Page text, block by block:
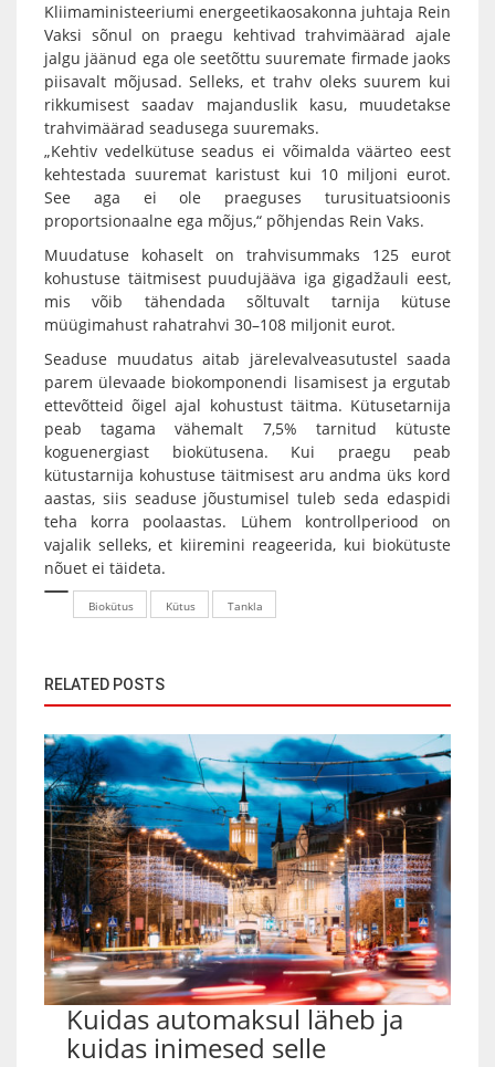
Kliimaministeeriumi energeetikaosakonna juhtaja Rein
Vaksi sõnul on praegu kehtivad trahvimäärad ajale
jalgu jäänud ega ole seetõttu suuremate firmade jaoks
piisavalt mõjusad. Selleks, et trahv oleks suurem kui
rikkumisest saadav majanduslik kasu, muudetakse
trahvimäärad seadusega suuremaks.
„Kehtiv vedelkütuse seadus ei võimalda väärteo eest
kehtestada suuremat karistust kui 10 miljoni eurot.
See aga ei ole praeguses turusituatsioonis
proportsionaalne ega mõjus,“ põhjendas Rein Vaks.
Muudatuse kohaselt on trahvisummaks 125 eurot
kohustuse täitmisest puudujääva iga gigadžauli eest,
mis võib tähendada sõltuvalt tarnija kütuse
müügimahust rahatrahvi 30–108 miljonit eurot.
Seaduse muudatus aitab järelevalveasutustel saada
parem ülevaade biokomponendi lisamisest ja ergutab
ettevõtteid õigel ajal kohustust täitma. Kütusetarnija
peab tagama vähemalt 7,5% tarnitud kütuste
koguenergiast biokütusena. Kui praegu peab
kütustarnija kohustuse täitmisest aru andma üks kord
aastas, siis seaduse jõustumisel tuleb seda edaspidi
teha korra poolaastas. Lühem kontrollperiood on
vajalik selleks, et kiiremini reageerida, kui biokütuste
nõuet ei täideta.
Biokütus Kütus Tankla
RELATED POSTS
Kuidas automaksul läheb ja
kuidas inimesed selle